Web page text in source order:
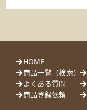
HOME
商品一覧（検索）
よくある質問
商品登録依頼